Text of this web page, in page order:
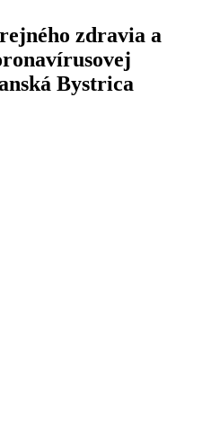
zdravia a
Bystrica